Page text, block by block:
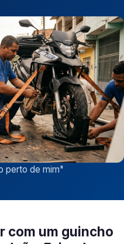
perto de mim"
com um guincho